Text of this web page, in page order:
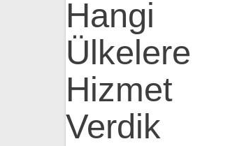
Hangi
Ülkelere
Hizmet
Verdik